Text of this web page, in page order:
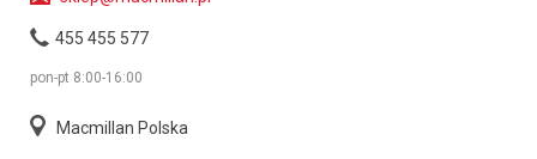
455 455 577
pon-pt 8:00-16:00
Macmillan Polska